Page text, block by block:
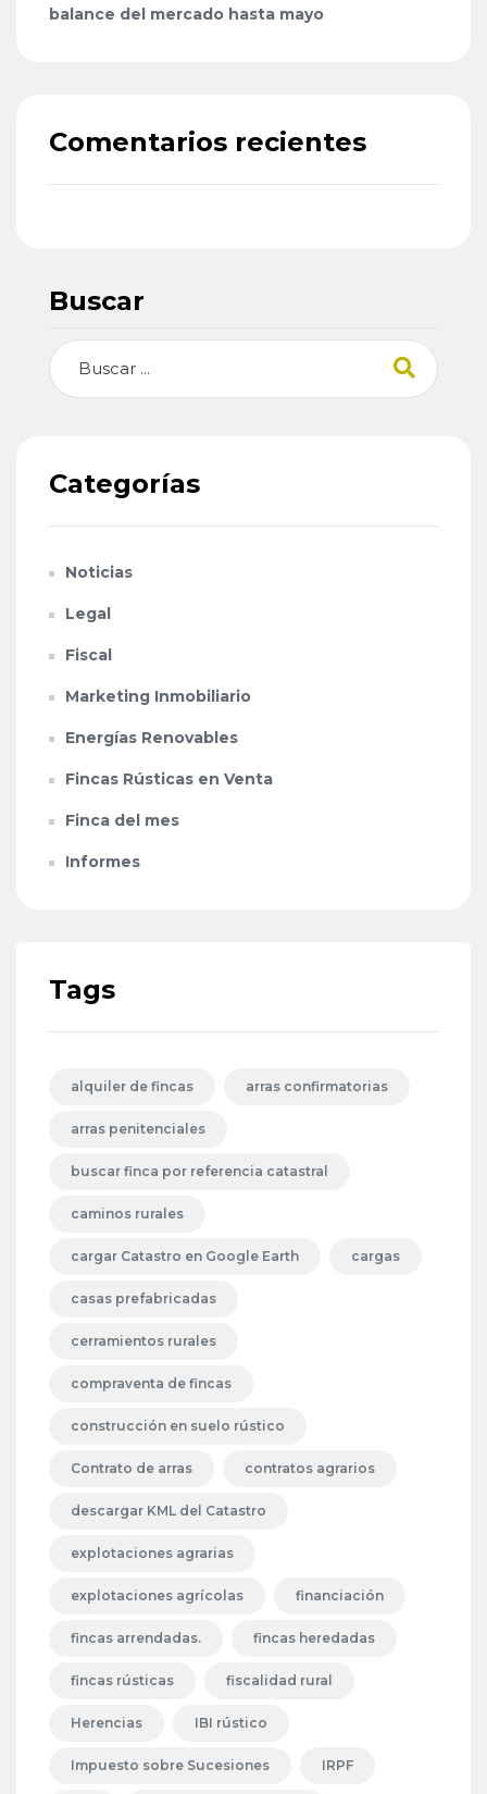
balance del mercado hasta mayo
Comentarios recientes
Buscar
Buscar
Categorías
Noticias
Legal
Fiscal
Marketing Inmobiliario
Energías Renovables
Fincas Rústicas en Venta
Finca del mes
Informes
Tags
alquiler de fincas arras confirmatorias
arras penitenciales
buscar finca por referencia catastral
caminos rurales
cargar Catastro en Google Earth cargas
casas prefabricadas
cerramientos rurales
compraventa de fincas
construcción en suelo rústico
Contrato de arras contratos agrarios
descargar KML del Catastro
explotaciones agrarias
explotaciones agrícolas financiación
fincas arrendadas. fincas heredadas
fincas rústicas fiscalidad rural
Herencias IBI rústico
Impuesto sobre Sucesiones IRPF